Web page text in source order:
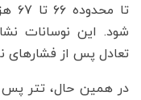
شود. این نوسانات
تعادل پس از فشارهای
در همین حال، تتر پس